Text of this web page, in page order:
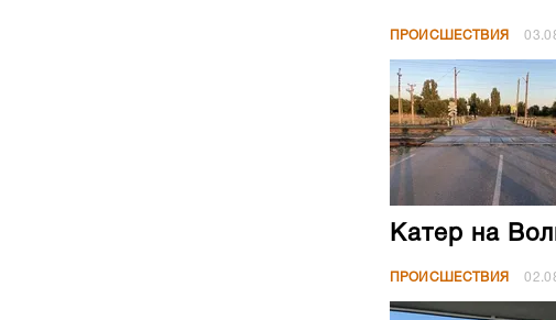
ПРОИСШЕСТВИЯ
Катер на
ПРОИСШЕСТВИЯ